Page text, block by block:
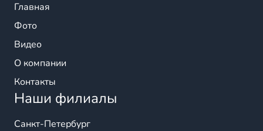
Главная
Фото
Видео
О компании
Контакты
Наши филиалы
Санкт-Петербург